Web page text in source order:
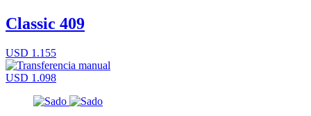
Classic 409
USD 1.155
USD 1.098